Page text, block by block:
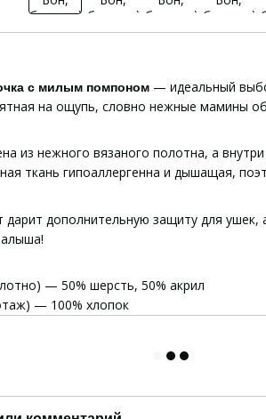
с милым помпоном — идеальный
на ощупь, словно нежные мамины
из нежного вязаного полотна, а
ткань гипоаллергенна и дышащая,
дополнительную защиту для ушек,
— 50% шерсть, 50% акрил
— 100% хлопок